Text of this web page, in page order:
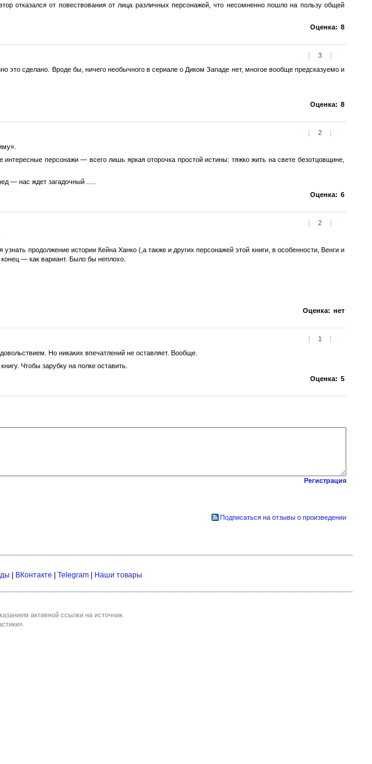
отказался от повествования от лица различных персонажей, что несомненно пошло на пользу общей
Оценка: 8
[ 3 ]
это сделано. Вроде бы, ничего необычного в сериале о Диком Западе нет, многое вообще предсказуемо и
Оценка: 8
[ 2 ]
персонажи — всего лишь яркая оторочка простой истины: тяжко жить на свете безотцовщине,
— нас ждет загадочный .....
Оценка: 6
[ 2 ]
продолжение истории Кейна Ханко (,а также и других персонажей этой книги, в особенности, Венги и
— как вариант. Было бы неплохо.
Оценка: нет
[ 1 ]
Но никаких впечатлений не оставляет. Вообще.
Чтобы зарубку на полке оставить.
Оценка: 5
Регистрация
Подписаться на отзывы о произведении
| ВКонтакте | Telegram | Наши товары
активной ссылки на источник.
.